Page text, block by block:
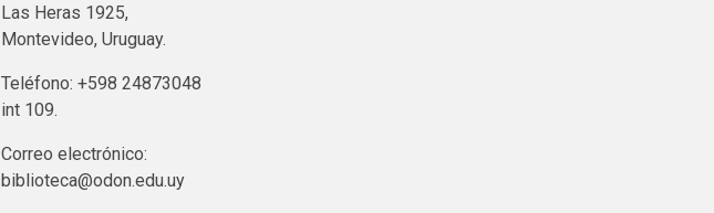
Las Heras 1925,
Montevideo, Uruguay.
Teléfono: +598 24873048
int 109.
Correo electrónico:
biblioteca@odon.edu.uy